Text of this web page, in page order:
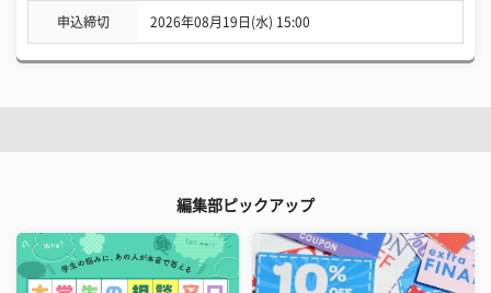
申込締切 2026年08月19日(水) 15:00
編集部ピックアップ